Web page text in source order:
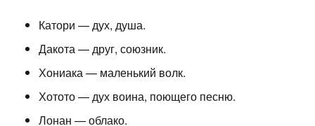
Катори — дух, душа.
Дакота — друг, союзник.
Хониака — маленький волк.
Хотото — дух воина, поющего песню.
Лонан — облако.